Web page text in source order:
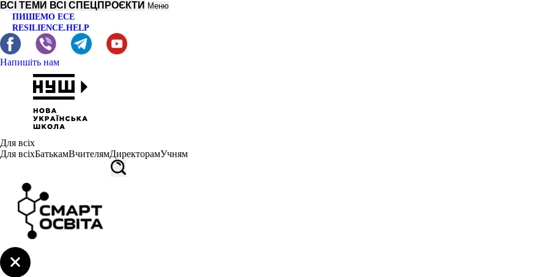
ВСІ ТЕМИ ВСІ СПЕЦПРОЄКТИ Меню
ПИШЕМО ЕСЕ
RESILIENCE.HELP
Напишіть нам
Для всіх
Для всіхБатькамВчителямДиректорамУчням